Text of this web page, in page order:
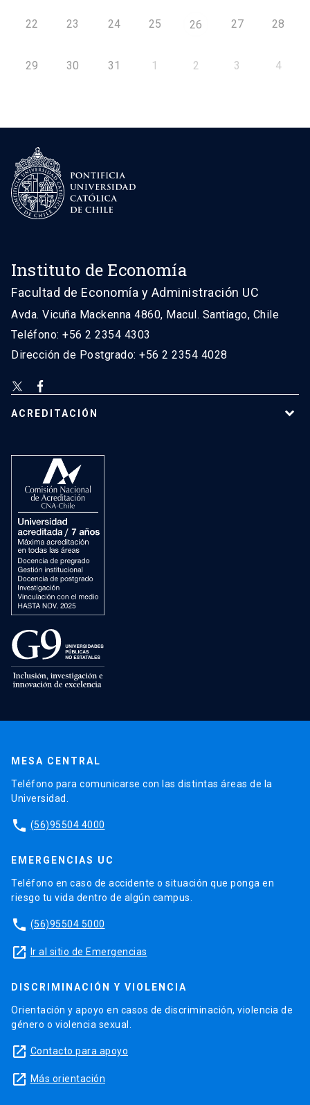
22 23 24 25 26 27 28
29 30 31 1 2 3 4
Instituto de Economía
Facultad de Economía y Administración UC
Avda. Vicuña Mackenna 4860, Macul. Santiago, Chile
Teléfono: +56 2 2354 4303
Dirección de Postgrado: +56 2 2354 4028
ACREDITACIÓN
MESA CENTRAL
Teléfono para comunicarse con las distintas áreas de la
Universidad.
phone (56)95504 4000
EMERGENCIAS UC
Teléfono en caso de accidente o situación que ponga en
riesgo tu vida dentro de algún campus.
phone (56)95504 5000
launch Ir al sitio de Emergencias
DISCRIMINACIÓN Y VIOLENCIA
Orientación y apoyo en casos de discriminación, violencia de
género o violencia sexual.
launch Contacto para apoyo
launch Más orientación